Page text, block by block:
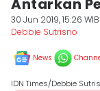
Antarkan
30 Jun 2019, 15:26 WIB
Debbie Sutrisno
News
IDN Times/Debbie